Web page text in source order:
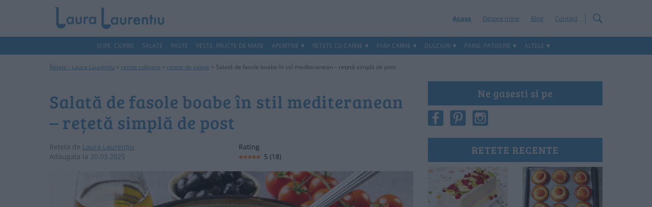
Acasa Despre mine Blog Contact
SUPE, CIORBE SALATE PASTE PESTE, FRUCTE DE MARE APERITIVE RETETE CU CARNE FARA CARNE DULCIURI PAINE, PATISERIE ALTELE
Rețete - Laura Laurențiu > retete culinare > retete de salate > Salată de fasole boabe în stil mediteranean – rețetă simplă de post
Salată de fasole boabe în stil mediteranean
– rețetă simplă de post
Reteta de Laura Laurențiu
Adaugata la 20.03.2025
Rating
5 (18)
Ne gasesti si pe
RETETE RECENTE